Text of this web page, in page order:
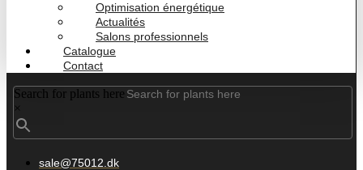
Optimisation énergétique
Actualités
Salons professionnels
Catalogue
Contact
Search for plants here
×
sale@75012.dk